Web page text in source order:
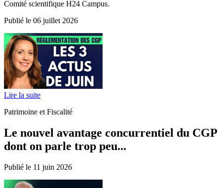
Comité scientifique H24 Campus.
Publié le 06 juillet 2026
Lire la suite
Patrimoine et Fiscalité
Le nouvel avantage concurrentiel du CGP
dont on parle trop peu...
Publié le 11 juin 2026